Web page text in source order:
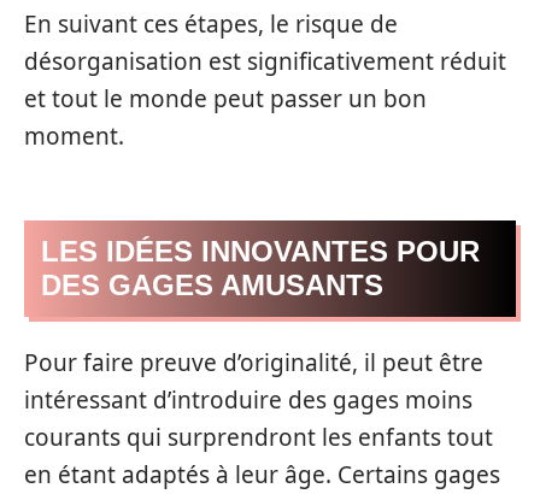
En suivant ces étapes, le risque de
désorganisation est significativement réduit
et tout le monde peut passer un bon
moment.
LES IDÉES INNOVANTES POUR
DES GAGES AMUSANTS
Pour faire preuve d’originalité, il peut être
intéressant d’introduire des gages moins
courants qui surprendront les enfants tout
en étant adaptés à leur âge. Certains gages